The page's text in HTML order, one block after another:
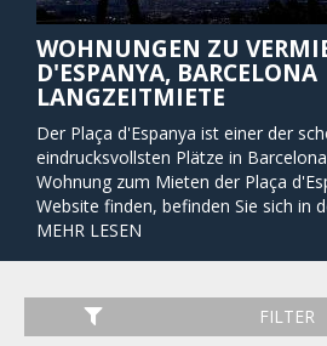
WOHNUNGEN ZU
D'ESPANYA,
LANGZEITMIETE
Der Plaça d'Espanya ist einer der
eindrucksvollsten Plätze in
Wohnung zum Mieten der Plaça
Website finden, befinden Sie sich in
wichtiger Sehenswürdigkeiten. Der
Nacht wird der Brunnen in einem
beleuchtet und bietet ein
MEHR LESEN
FILTER